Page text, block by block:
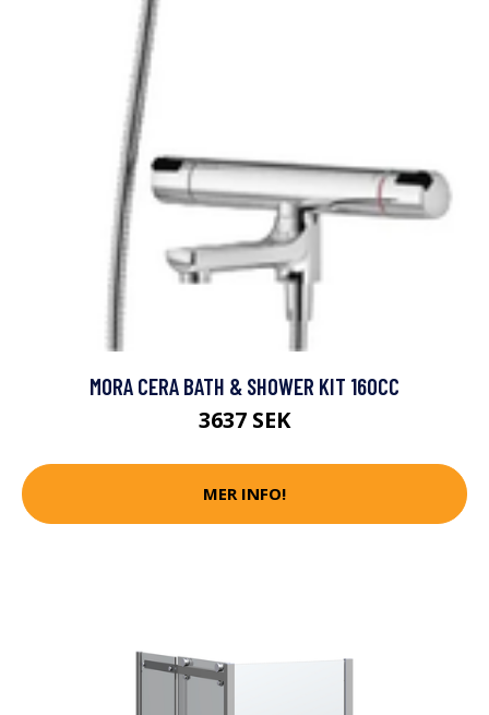
MORA CERA BATH & SHOWER KIT 160CC
3637 SEK
MER INFO!